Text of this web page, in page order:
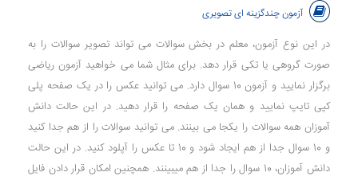
آزمون چندگزینه ای تصویری
در این نوع آزمون، معلم در بخش سوالات می تواند تصویر سوالات را به
صورت گروهی یا تکی قرار دهد. برای مثال شما می خواهید آزمون ریاضی
برگزار نمایید و آزمون 10 سوال دارد. می توانید عکس را در یک صفحه پلی
کپی تایپ نمایید و همان یک صفحه را قرار دهید. در این حالت دانش
آموزان همه سوالات را یکجا می بینند. می توانید سوالات را از هم جدا کنید
و 10 سوال جدا از هم ایجاد شود و 10 تا عکس را آپلود کنید. در این حالت
دانش آموزان، 10 سوال را جدا از هم میبینند. همچنین امکان قرار دادن فایل